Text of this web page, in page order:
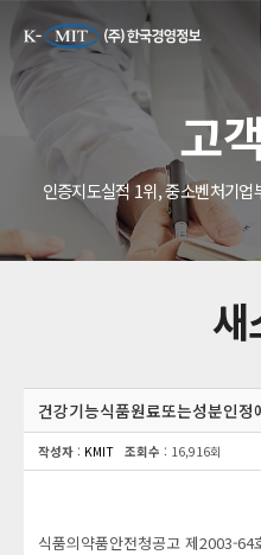
고
인증지도실적 1위, 중소벤처기
새
건강기능식품원료또는성분인
작성자 : KMIT 조회수 : 16,916회
식품의약품안전청공고 제2003-64